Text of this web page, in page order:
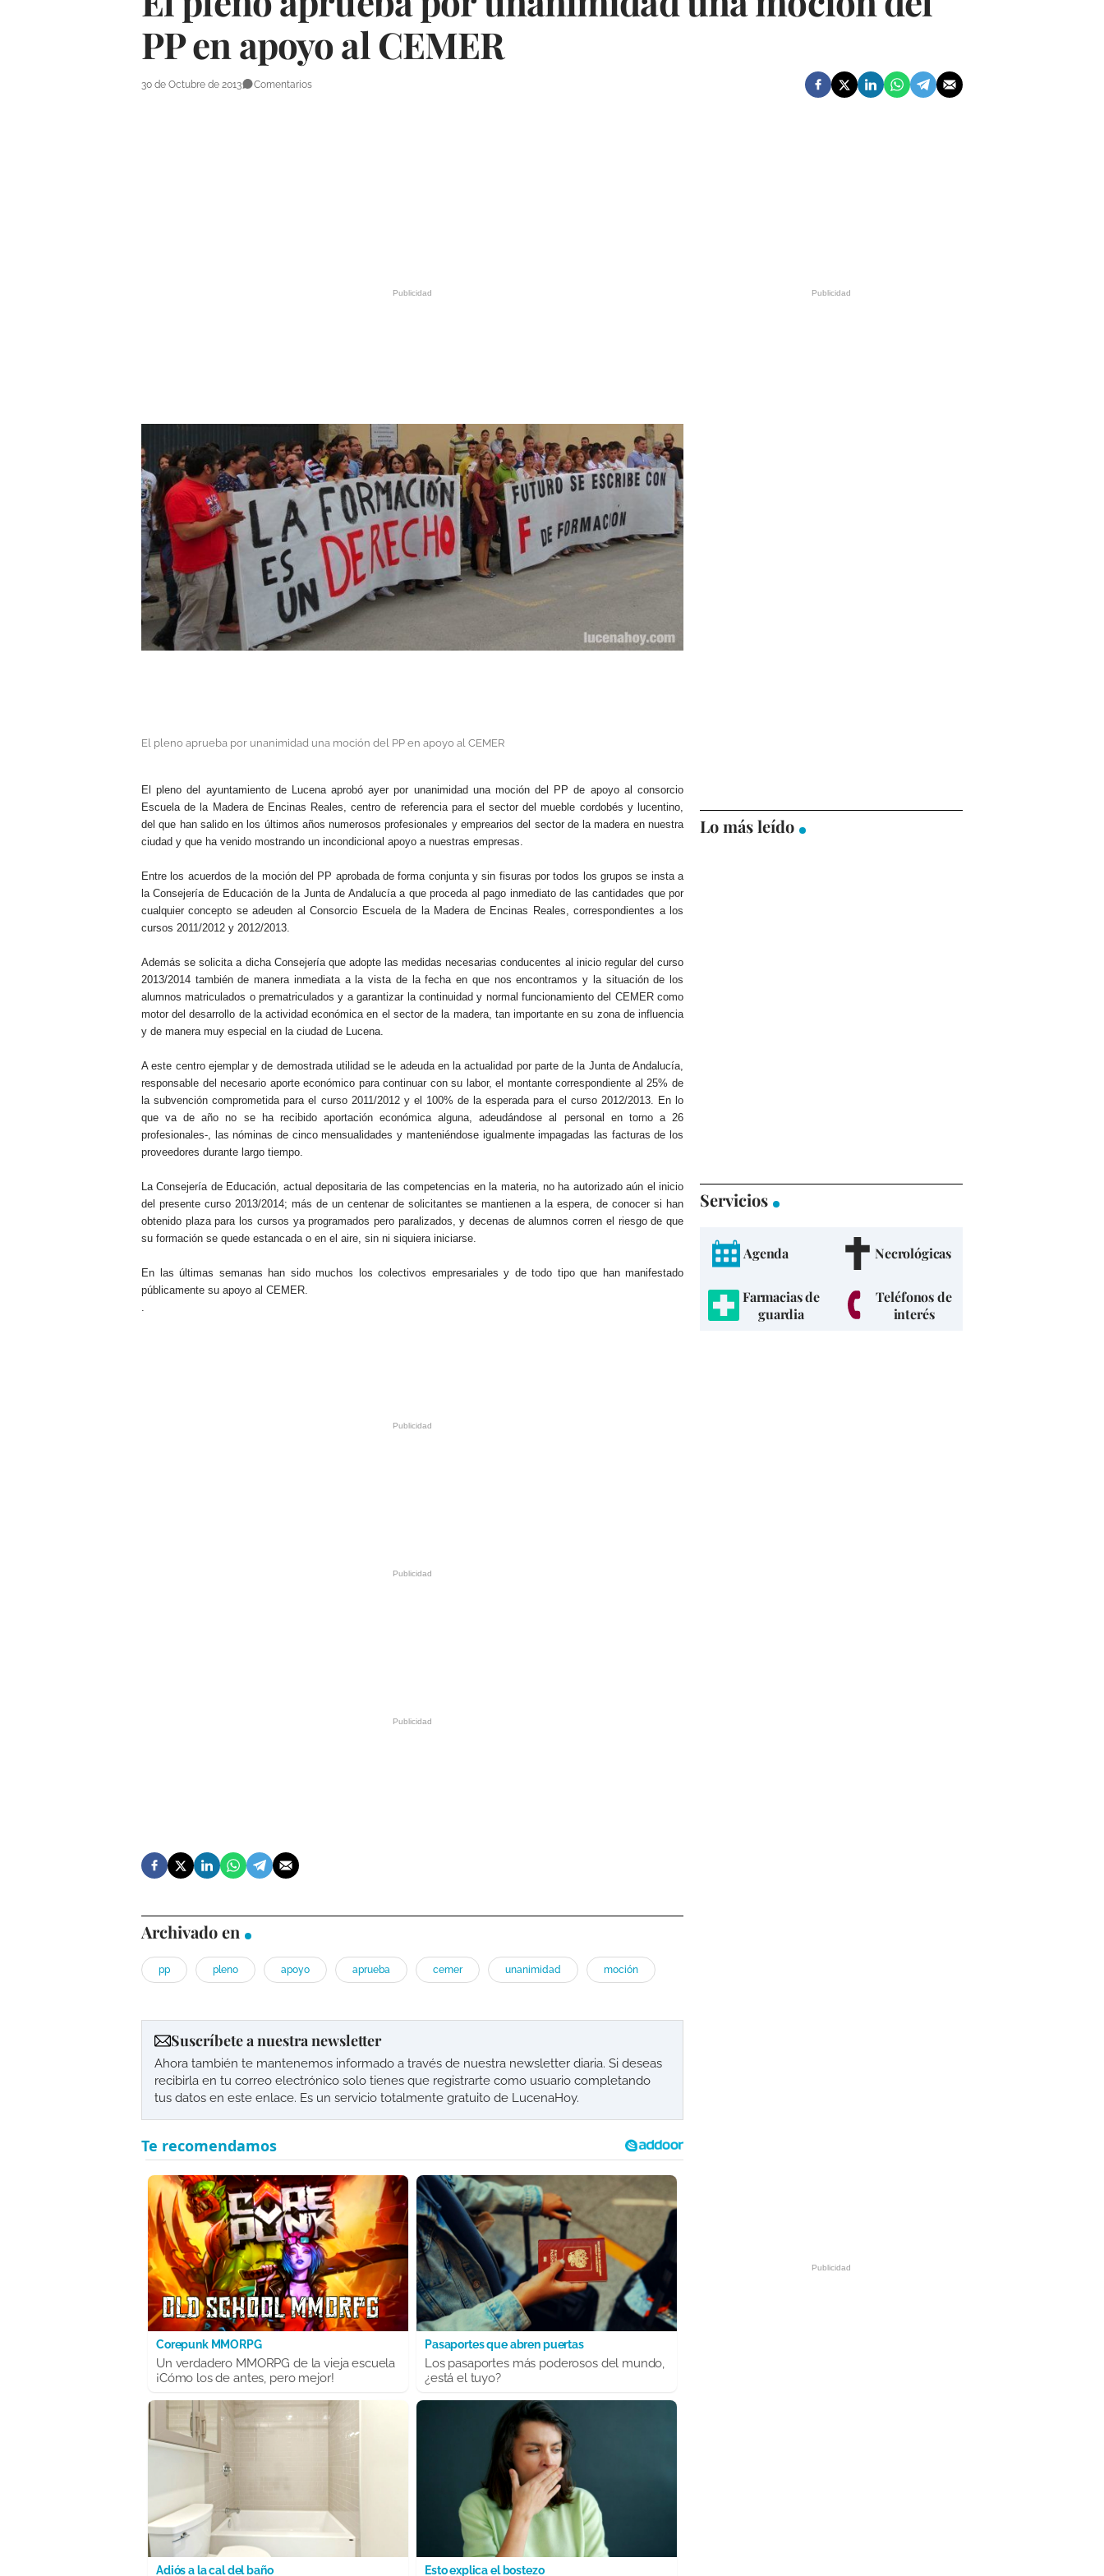
PP en apoyo al CEMER
30 de Octubre de 2013 Comentarios
El pleno aprueba por unanimidad una moción del PP en apoyo al CEMER
El pleno del ayuntamiento de Lucena aprobó ayer por unanimidad una moción del PP de apoyo al consorcio
Escuela de la Madera de Encinas Reales, centro de referencia para el sector del mueble cordobés y lucentino,
del que han salido en los últimos años numerosos profesionales y emprearios del sector de la madera en nuestra
ciudad y que ha venido mostrando un incondicional apoyo a nuestras empresas.
Entre los acuerdos de la moción del PP aprobada de forma conjunta y sin fisuras por todos los grupos se insta a
la Consejería de Educación de la Junta de Andalucía a que proceda al pago inmediato de las cantidades que por
cualquier concepto se adeuden al Consorcio Escuela de la Madera de Encinas Reales, correspondientes a los
cursos 2011/2012 y 2012/2013.
Además se solicita a dicha Consejería que adopte las medidas necesarias conducentes al inicio regular del curso
2013/2014 también de manera inmediata a la vista de la fecha en que nos encontramos y la situación de los
alumnos matriculados o prematriculados y a garantizar la continuidad y normal funcionamiento del CEMER como
motor del desarrollo de la actividad económica en el sector de la madera, tan importante en su zona de influencia
y de manera muy especial en la ciudad de Lucena.
A este centro ejemplar y de demostrada utilidad se le adeuda en la actualidad por parte de la Junta de Andalucía,
responsable del necesario aporte económico para continuar con su labor, el montante correspondiente al 25% de
la subvención comprometida para el curso 2011/2012 y el 100% de la esperada para el curso 2012/2013. En lo
que va de año no se ha recibido aportación económica alguna, adeudándose al personal en torno a 26
profesionales-, las nóminas de cinco mensualidades y manteniéndose igualmente impagadas las facturas de los
proveedores durante largo tiempo.
La Consejería de Educación, actual depositaria de las competencias en la materia, no ha autorizado aún el inicio
del presente curso 2013/2014; más de un centenar de solicitantes se mantienen a la espera, de conocer si han
obtenido plaza para los cursos ya programados pero paralizados, y decenas de alumnos corren el riesgo de que
su formación se quede estancada o en el aire, sin ni siquiera iniciarse.
En las últimas semanas han sido muchos los colectivos empresariales y de todo tipo que han manifestado
públicamente su apoyo al CEMER.
.
Archivado en
pp pleno apoyo aprueba cemer unanimidad moción
Suscríbete a nuestra newsletter
Ahora también te mantenemos informado a través de nuestra newsletter diaria. Si deseas
recibirla en tu correo electrónico solo tienes que registrarte como usuario completando
tus datos en este enlace. Es un servicio totalmente gratuito de LucenaHoy.
Corepunk MMORPG
Un verdadero MMORPG de la vieja escuela
¡Cómo los de antes, pero mejor!
Pasaportes que abren puertas
Los pasaportes más poderosos del mundo,
¿está el tuyo?
Adiós a la cal del baño Esto explica el bostezo
Lo más leído
Servicios
Agenda Necrológicas
Farmacias de
guardia
Teléfonos de
interés